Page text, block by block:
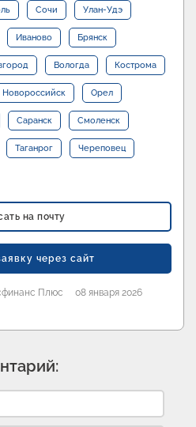
Сочи Улан-Удэ
Иваново Брянск
Вологда Кострома
Новороссийск Орел
Саранск Смоленск
Таганрог Череповец
на почту
через сайт
Плюс
08 января 2026